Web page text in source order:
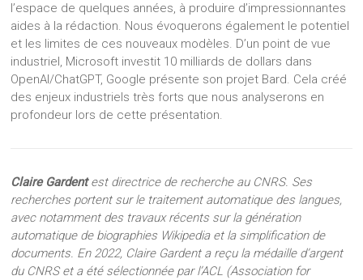
l’espace de quelques années, à produire d’impressionnantes
aides à la rédaction. Nous évoquerons également le potentiel
et les limites de ces nouveaux modèles. D’un point de vue
industriel, Microsoft investit 10 milliards de dollars dans
OpenAI/ChatGPT, Google présente son projet Bard. Cela créé
des enjeux industriels très forts que nous analyserons en
profondeur lors de cette présentation.
Claire Gardentest directrice de recherche au CNRS. Ses
recherches portent sur le traitement automatique des langues,
avec notamment des travaux récents sur la génération
automatique de biographies Wikipedia et la simplification de
documents. En 2022, Claire Gardent a reçu la médaille d’argent
du CNRS et a été sélectionnée par l’ACL (Association for